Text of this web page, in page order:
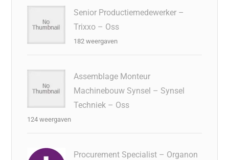
Senior Productiemedewerker –
Trixxo – Oss
182 weergaven
Assemblage Monteur
Machinebouw Synsel – Synsel
Techniek – Oss
124 weergaven
Procurement Specialist – Organon